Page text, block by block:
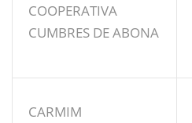
COOPERATIVA
CUMBRES DE ABONA
CARMIM